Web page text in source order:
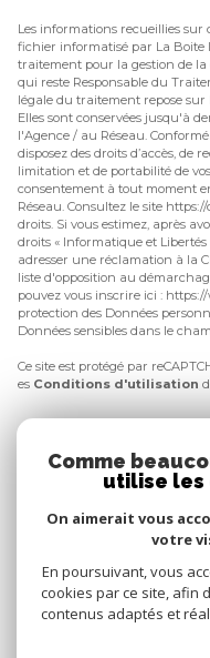
Les informations recueillies
fichier informatisé par La Boite
traitement pour la gestion de la
qui reste Responsable du
légale du traitement repose
Elles sont conservées jusqu'à
l'Agence / au Réseau.
disposez des droits d’accès, de
limitation et de portabilité de
consentement à tout moment
Réseau. Consultez le site
droits. Si vous estimez, après
droits « Informatique et Libertés
adresser une réclamation à la
liste d'opposition au
pouvez vous inscrire ici :
protection des Données
Données sensibles dans le
Ce site est protégé par
es Conditions d'utilisation
Comme
utilise les
On aimerait vous
votre
En poursuivant, vous
cookies par ce site, afin
contenus adaptés et